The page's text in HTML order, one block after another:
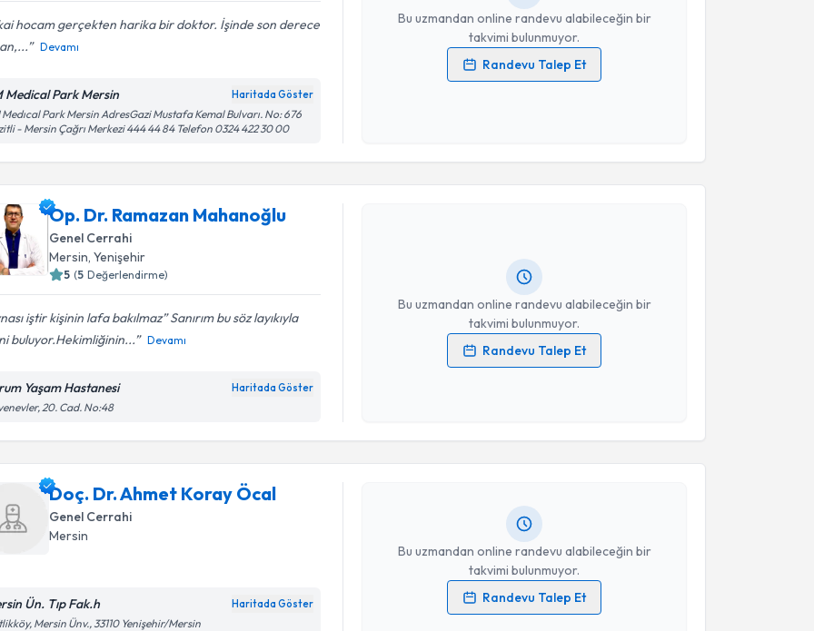
hocam gerçekten harika bir doktor. İşinde son derece
Devamı
Medical Park Mersin Haritada Göster
Medıcal Park Mersin AdresGazi Mustafa Kemal Bulvarı. No: 676
- Mersin Çağrı Merkezi 444 44 84 Telefon 0324 422 30 00
Bu uzmandan online randevu alabileceğin bir
takvimi bulunmuyor.
Randevu Talep Et
Kişisel verilerimin işlenmesine ilişkinAydınlatma Metni
Op. Dr. Ramazan Mahanoğlu
Genel Cerrahi
Mersin, Yenişehir
5 (5 Değerlendirme)
iştir kişinin lafa bakılmaz” Sanırım bu söz layıkıyla
buluyor.Hekimliğinin...
Devamı
Yaşam Hastanesi Haritada Göster
20. Cad. No:48
Bu uzmandan online randevu alabileceğin bir
takvimi bulunmuyor.
Randevu Talep Et
Randevu Takvimi Talebi
Op. Dr. Ramazan Mahanoğlu
Kişisel verilerimin işlenmesine ilişkinAydınlatma Metni
Takvim Talebini Gönder
Doç. Dr. Ahmet Koray Öcal
Genel Cerrahi
Mersin
Ün. Tıp Fak.h Haritada Göster
Mersin Ünv., 33110 Yenişehir/Mersin
Bu uzmandan online randevu alabileceğin bir
takvimi bulunmuyor.
Randevu Talep Et
Kişisel verilerimin işlenmesine ilişkinAydınlatma Metni
Randevu Takvimi Talebi